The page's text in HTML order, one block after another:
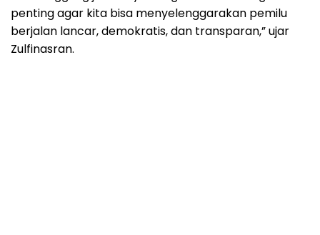
penting agar kita bisa menyelenggarakan pemilu
berjalan lancar, demokratis, dan transparan,” ujar
Zulfinasran.